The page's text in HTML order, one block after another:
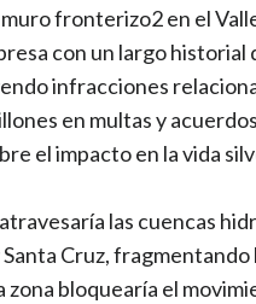
fronterizo2 en el
con un largo
infracciones
en multas y
el impacto en la vida
las cuencas
Santa Cruz,
zona bloquearía el